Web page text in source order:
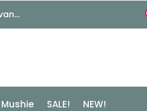
Mushie SALE! NEW!